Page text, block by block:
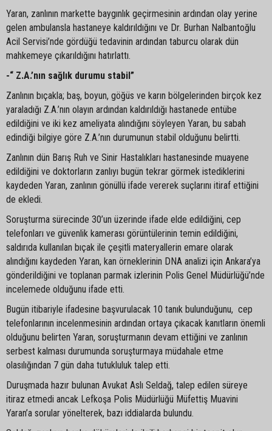
Yaran, zanlının markette baygınlık geçirmesinin ardından olay yerine
gelen ambulansla hastaneye kaldırıldığını ve Dr. Burhan Nalbantoğlu
Acil Servisi’nde gördüğü tedavinin ardından taburcu olarak dün
mahkemeye çıkarıldığını hatırlattı.
-“ Z.A.’nın sağlık durumu stabil”
Zanlının bıçakla; baş, boyun, göğüs ve karın bölgelerinden birçok kez
yaraladığı Z.A.’nın olayın ardından kaldırıldığı hastanede entübe
edildiğini ve iki kez ameliyata alındığını söyleyen Yaran, bu sabah
edindiği bilgiye göre Z.A.’nın durumunun stabil olduğunu belirtti.
Zanlının dün Barış Ruh ve Sinir Hastalıkları hastanesinde muayene
edildiğini ve doktorların zanlıyı bugün tekrar görmek istediklerini
kaydeden Yaran, zanlının gönüllü ifade vererek suçlarını itiraf ettiğini
de ekledi.
Soruşturma sürecinde 30’un üzerinde ifade elde edildiğini, cep
telefonları ve güvenlik kamerası görüntülerinin temin edildiğini,
saldırıda kullanılan bıçak ile çeşitli materyallerin emare olarak
alındığını kaydeden Yaran, kan örneklerinin DNA analizi için Ankara’ya
gönderildiğini ve toplanan parmak izlerinin Polis Genel Müdürlüğü’nde
incelemede olduğunu ifade etti.
Bugün itibariyle ifadesine başvurulacak 10 tanık bulunduğunu, cep
telefonlarının incelenmesinin ardından ortaya çıkacak kanıtların önemli
olduğunu belirten Yaran, soruşturmanın devam ettiğini ve zanlının
serbest kalması durumunda soruşturmaya müdahale etme
olasılığından 7 gün daha tutukluluk talep etti.
Duruşmada hazır bulunan Avukat Aslı Seldağ, talep edilen süreye
itiraz etmedi ancak Lefkoşa Polis Müdürlüğü Müfettiş Muavini
Yaran’a sorular yönelterek, bazı iddialarda bulundu.